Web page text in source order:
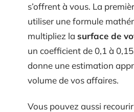
s’offrent à vous. La
utiliser une formule
multipliez la surface de
un coefficient de 0,1 à
donne une estimation
volume de vos affaires.
Vous pouvez aussi